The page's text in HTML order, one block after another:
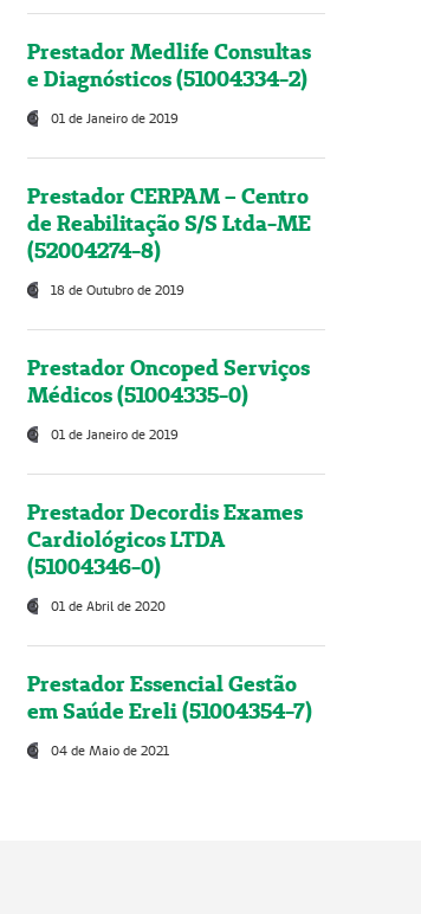
Prestador Medlife Consultas
e Diagnósticos (51004334-2)
01 de Janeiro de 2019
Prestador CERPAM – Centro
de Reabilitação S/S Ltda-ME
(52004274-8)
18 de Outubro de 2019
Prestador Oncoped Serviços
Médicos (51004335-0)
01 de Janeiro de 2019
Prestador Decordis Exames
Cardiológicos LTDA
(51004346-0)
01 de Abril de 2020
Prestador Essencial Gestão
em Saúde Ereli (51004354-7)
04 de Maio de 2021